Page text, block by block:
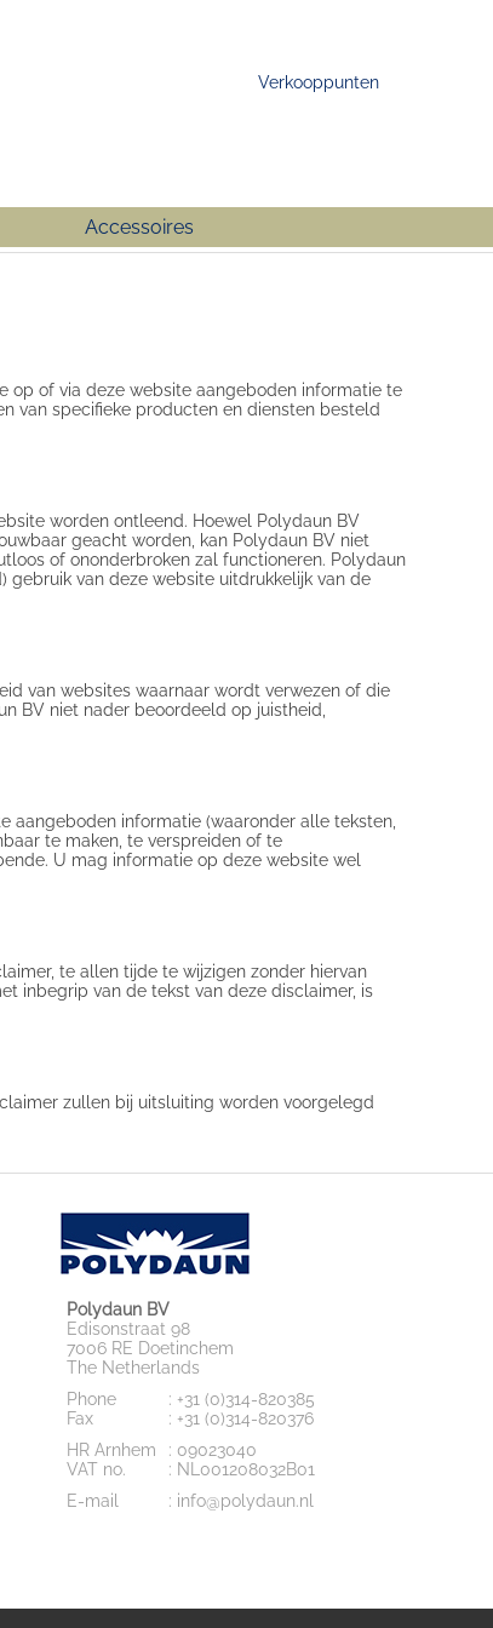
Verkooppunten
Accessoires
op of via deze website aangeboden informatie te
van specifieke producten en diensten besteld
worden ontleend. Hoewel Polydaun BV
geacht worden, kan Polydaun BV niet
of ononderbroken zal functioneren. Polydaun
gebruik van deze website uitdrukkelijk van de
van websites waarnaar wordt verwezen of die
BV niet nader beoordeeld op juistheid,
informatie (waaronder alle teksten,
te maken, te verspreiden of te
U mag informatie op deze website wel
te allen tijde te wijzigen zonder hiervan
inbegrip van de tekst van deze disclaimer, is
zullen bij uitsluiting worden voorgelegd
Polydaun BV
Edisonstraat 98
7006 RE Doetinchem
The Netherlands
Phone
Fax
: +31 (0)314-820385
: +31 (0)314-820376
HR Arnhem
VAT no.
: 09023040
: NL001208032B01
E-mail
: info@polydaun.nl